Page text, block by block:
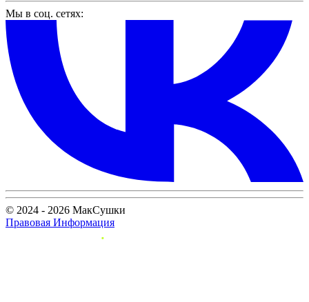
Мы в соц. сетях:
© 2024 - 2026 МакСушки
Правовая Информация